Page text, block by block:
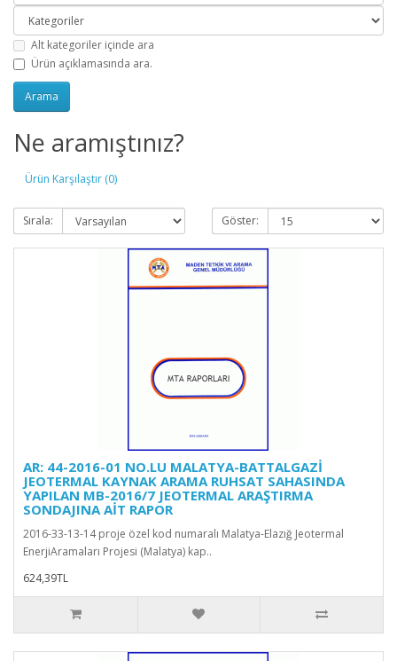
Alt kategoriler içinde ara
Ürün açıklamasında ara.
Ne aramıştınız?
Ürün Karşılaştır (0)
Sırala: Göster:
AR: 44-2016-01 NO.LU MALATYA-BATTALGAZİ
JEOTERMAL KAYNAK ARAMA RUHSAT SAHASINDA
YAPILAN MB-2016/7 JEOTERMAL ARAŞTIRMA
SONDAJINA AİT RAPOR
2016-33-13-14 proje özel kod numaralı Malatya-Elazığ Jeotermal
EnerjiAramaları Projesi (Malatya) kap..
624,39TL